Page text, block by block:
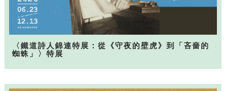
〈鐵道詩人錦連特展：從《守夜的壁虎》到「吝嗇的
蜘蛛」〉特展